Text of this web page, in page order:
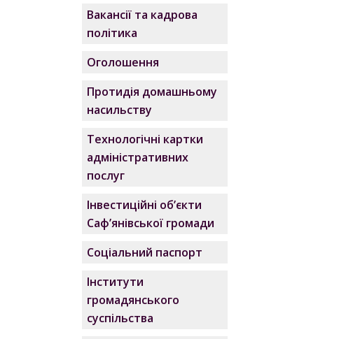
Вакансії та кадрова
політика
Оголошення
Протидія домашньому
насильству
Технологічні картки
адміністративних
послуг
Інвестиційні об’єкти
Саф’янівської громади
Соціальний паспорт
Інститути
громадянського
суспільства